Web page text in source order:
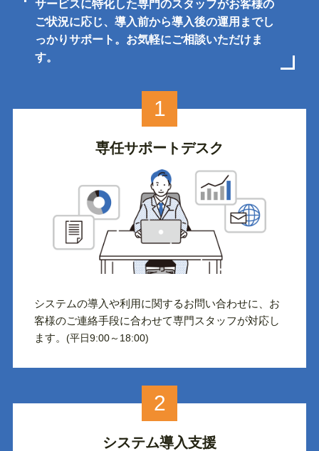
サービスに特化した専門のスタッフがお客様の
ご状況に応じ、導入前から導入後の運用までし
っかりサポート。お気軽にご相談いただけま
す。
1
専任サポートデスク
システムの導入や利用に関するお問い合わせに、お
客様のご連絡手段に合わせて専門スタッフが対応し
ます。 (平日9:00～18:00)
2
システム導入支援